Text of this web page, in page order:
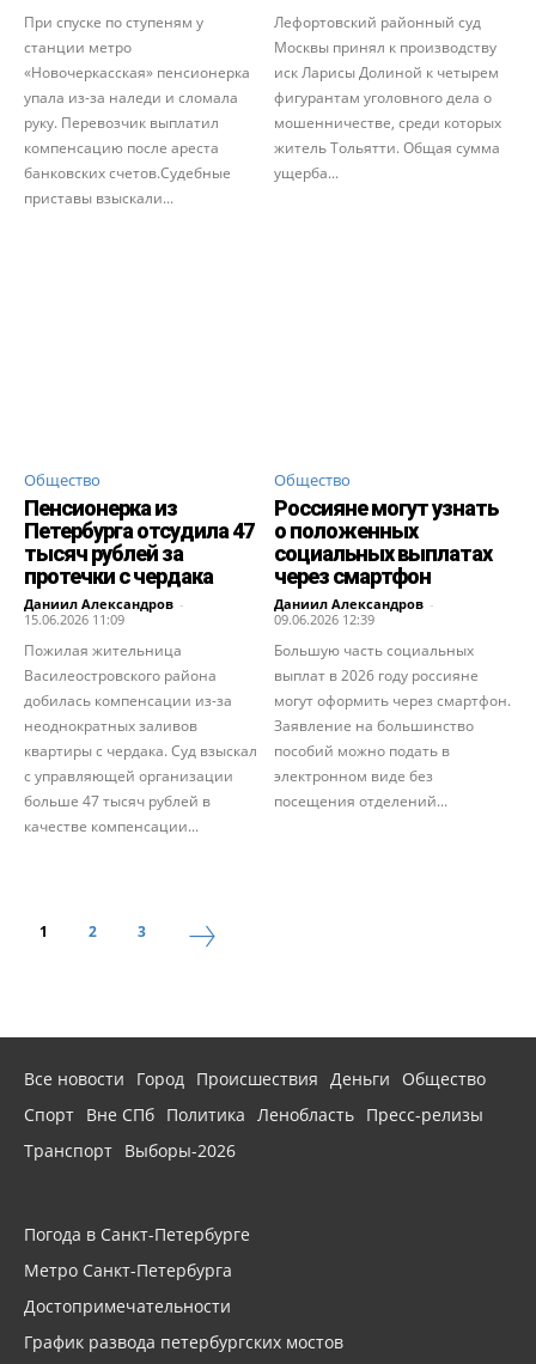
При спуске по ступеням у
станции метро
«Новочеркасская» пенсионерка
упала из-за наледи и сломала
руку. Перевозчик выплатил
компенсацию после ареста
банковских счетов.Судебные
приставы взыскали...
Лефортовский районный суд
Москвы принял к производству
иск Ларисы Долиной к четырем
фигурантам уголовного дела о
мошенничестве, среди которых
житель Тольятти. Общая сумма
ущерба...
Общество
Пенсионерка из
Петербурга отсудила 47
тысяч рублей за
протечки с чердака
Даниил Александров -
15.06.2026 11:09
Пожилая жительница
Василеостровского района
добилась компенсации из-за
неоднократных заливов
квартиры с чердака. Суд взыскал
с управляющей организации
больше 47 тысяч рублей в
качестве компенсации...
Общество
Россияне могут узнать
о положенных
социальных выплатах
через смартфон
Даниил Александров -
09.06.2026 12:39
Большую часть социальных
выплат в 2026 году россияне
могут оформить через смартфон.
Заявление на большинство
пособий можно подать в
электронном виде без
посещения отделений...
1 2 3
Все новости Город Происшествия Деньги
Общество
Спорт Вне СПб Политика Ленобласть Пресс-релизы
Транспорт Выборы-2026
Погода в Санкт-Петербурге
Метро Санкт-Петербурга
Достопримечательности
График развода петербургских мостов